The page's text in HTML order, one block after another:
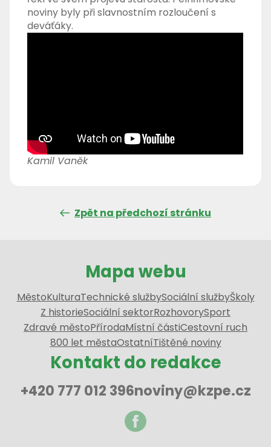
noviny byly při slavnostním rozloučení s
deváťáky.
Kamil Vaněk
Zpět na předchozí stránku
Mapa webu
MěstoKulturaTechnické službySociální službyŠkoly
Z historieSociální sektorRozhovorySport
Zdravé městoPřírodaMístní částiCestovní ruch
800 let městaOstatníTištěné noviny
Kontakt do redakce
+420 777 012 396noviny@kzpe.cz